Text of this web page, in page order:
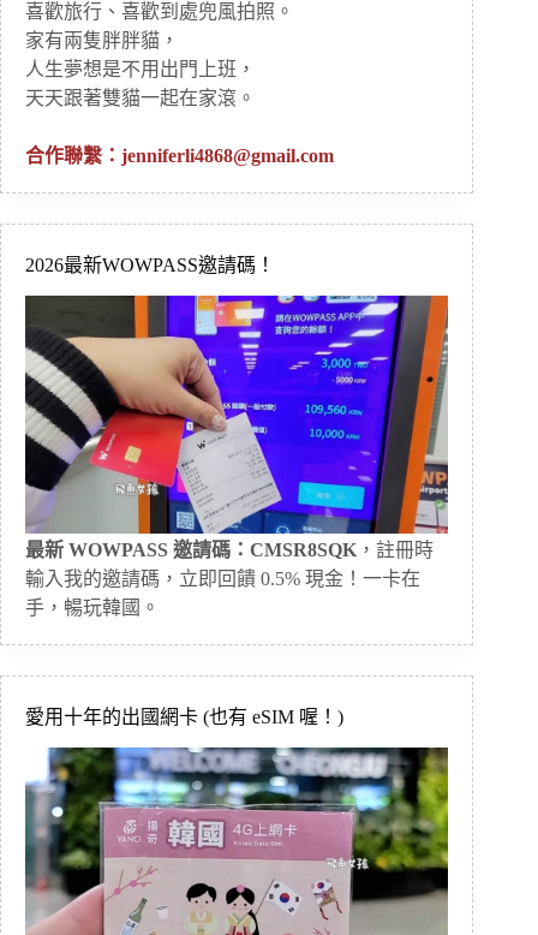
喜歡旅行、喜歡到處兜風拍照。
家有兩隻胖胖貓，
人生夢想是不用出門上班，
天天跟著雙貓一起在家滾。
合作聯繫： jenniferli4868@gmail.com
2026最新WOWPASS邀請碼！
最新 WOWPASS 邀請碼：CMSR8SQK，註冊時
輸入我的邀請碼，立即回饋 0.5% 現金！一卡在
手，暢玩韓國。
愛用十年的出國網卡 (也有 eSIM 喔！)